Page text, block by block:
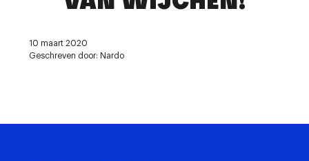
10 maart 2020
Geschreven door: Nardo